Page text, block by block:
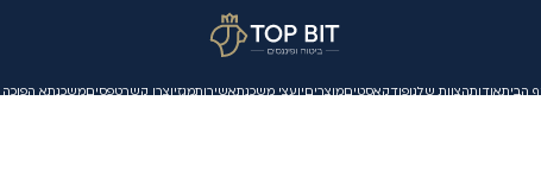
הביתאודותהצוות שלנופודקאסטיםמוצריםיועצי משכנתאשירותמגזיןצרו קשרטפסיםמשכנתא הפוכה